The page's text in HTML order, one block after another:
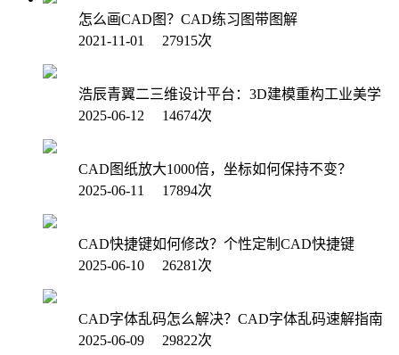
怎么画CAD图？CAD练习图带图解
2021-11-01 27915次
浩辰青翼二三维设计平台：3D建模重构工业美学
2025-06-12 14674次
CAD图纸放大1000倍，坐标如何保持不变？
2025-06-11 17894次
CAD快捷键如何修改？个性定制CAD快捷键
2025-06-10 26281次
CAD字体乱码怎么解决？CAD字体乱码速解指南
2025-06-09 29822次